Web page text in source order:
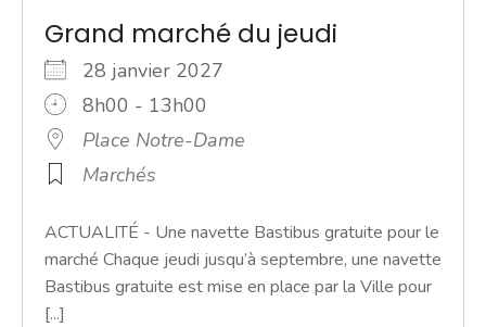
Grand marché du jeudi
28 janvier 2027
8h00 - 13h00
Place Notre-Dame
Marchés
ACTUALITÉ - Une navette Bastibus gratuite pour le
marché Chaque jeudi jusqu’à septembre, une navette
Bastibus gratuite est mise en place par la Ville pour
[...]